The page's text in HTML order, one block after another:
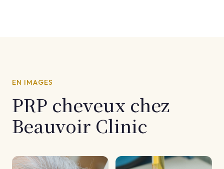
EN IMAGES
PRP cheveux chez
Beauvoir Clinic